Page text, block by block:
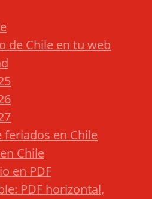
de Chile en tu web
feriados en Chile
Chile
en PDF
PDF horizontal,